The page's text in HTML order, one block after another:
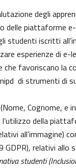
degli
piattaforme
studenti iscritti
esperienze di
favoriscano la
di strumenti di
Cognome,
della
all’immagine)
relativi
studenti